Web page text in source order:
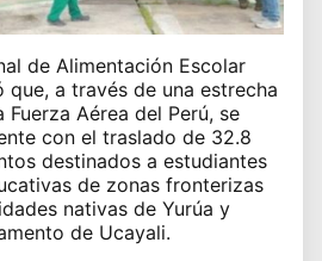
de Alimentación Escolar
que, a través de una estrecha
Aérea del Perú, se
con el traslado de 32.8
destinados a estudiantes
de zonas fronterizas
nativas de Yurúa y
de Ucayali.